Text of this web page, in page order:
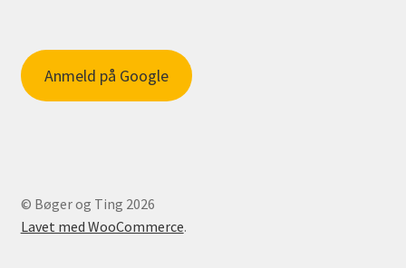
Anmeld på Google
© Bøger og Ting 2026
Lavet med WooCommerce.